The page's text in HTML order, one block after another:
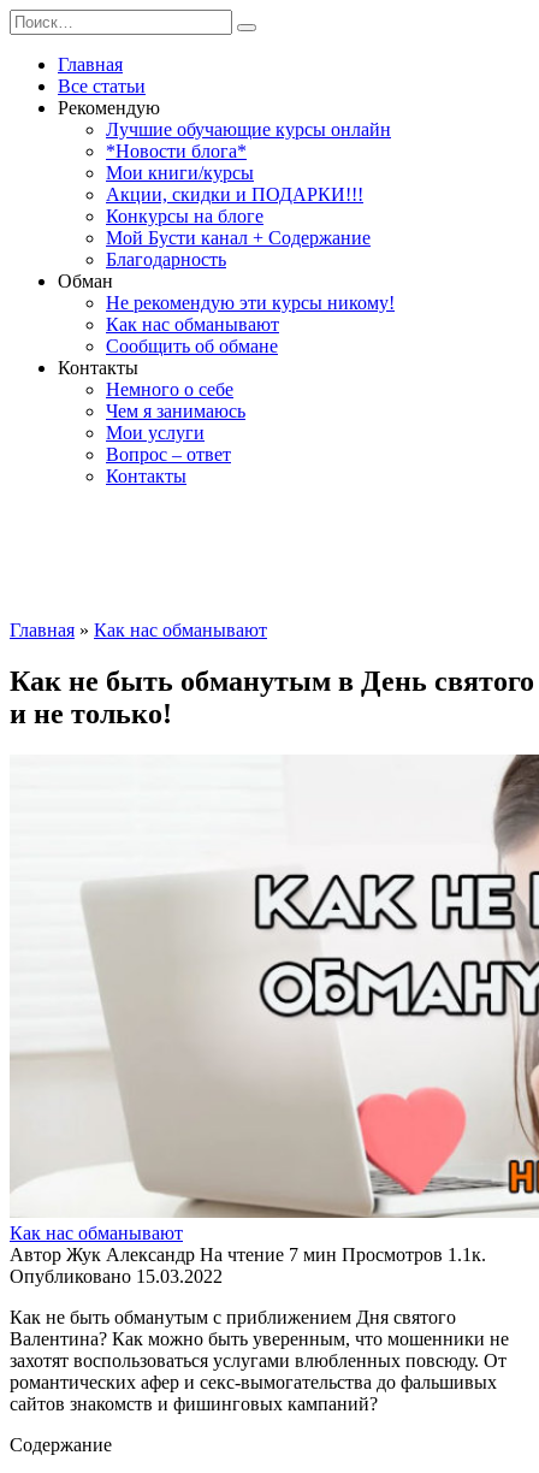
Перейти
к
содержанию
Search
for:
Главная
Все статьи
Рекомендую
Лучшие обучающие курсы онлайн
*Новости блога*
Мои книги/курсы
Акции, скидки и ПОДАРКИ!!!
Конкурсы на блоге
Мой Бусти канал + Содержание
Благодарность
Обман
Не рекомендую эти курсы никому!
Как нас обманывают
Сообщить об обмане
Контакты
Немного о себе
Чем я занимаюсь
Мои услуги
Вопрос – ответ
Контакты
Главная » Как нас обманывают
Как не быть обманутым в День
и не только!
Как нас обманывают
Автор Жук Александр На чтение 7 мин Просмотров 1.1к.
Опубликовано 15.03.2022
Как не быть обманутым с приближением Дня святого
Валентина? Как можно быть уверенным, что мошенники не
захотят воспользоваться услугами влюбленных повсюду. От
романтических афер и секс-вымогательства до фальшивых
сайтов знакомств и фишинговых кампаний?
Содержание